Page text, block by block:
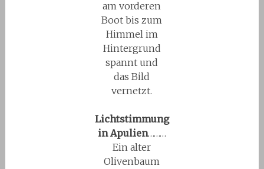
am vorderen
Boot bis zum
Himmel im
Hintergrund
spannt und
das Bild
vernetzt.
Lichtstimmung
in Apulien………
Ein alter
Olivenbaum